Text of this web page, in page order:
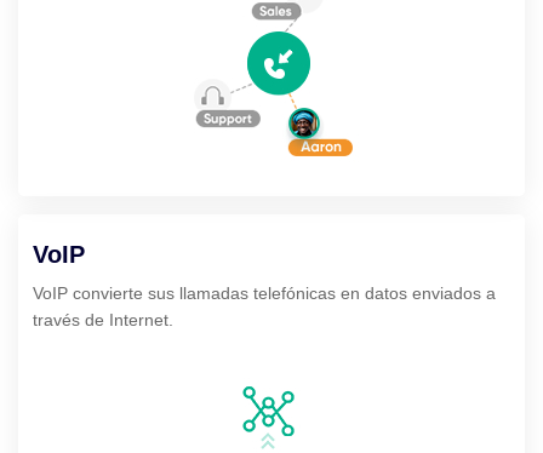
VoIP
VoIP convierte sus llamadas telefónicas en datos enviados a
través de Internet.